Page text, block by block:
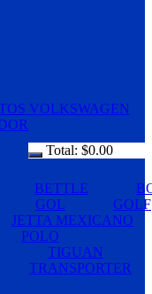
Total: $0.00
BETTLE
GOL
GOLF
JETTA MEXICANO
POLO
TIGUAN
TRANSPORTER